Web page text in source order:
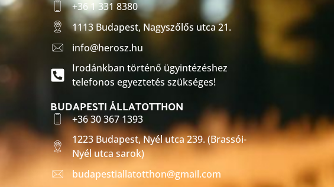
+36 1 331 8380
1113 Budapest, Nagyszőlős utca 21.
info@herosz.hu
Irodánkban történő ügyintézéshez
telefonos egyeztetés szükséges!
BUDAPESTI ÁLLATOTTHON
+36 30 367 1393
1223 Budapest, Nyél utca 239. (Brassói-
Nyél utca sarok)
budapestiallatotthon@gmail.com